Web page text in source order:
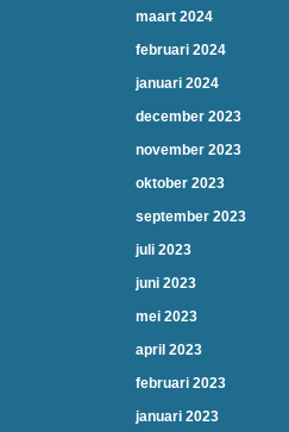
maart 2024
februari 2024
januari 2024
december 2023
november 2023
oktober 2023
september 2023
juli 2023
juni 2023
mei 2023
april 2023
februari 2023
januari 2023